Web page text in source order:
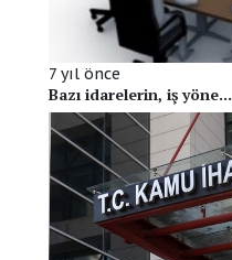
7 yıl önce
Bazı idarelerin, iş yöne...